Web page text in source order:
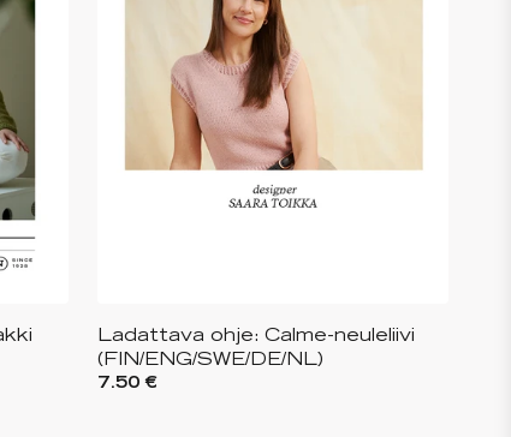
Ladattava ohje: Calme-neuleliivi
(FIN/ENG/SWE/DE/NL)
7.50 €